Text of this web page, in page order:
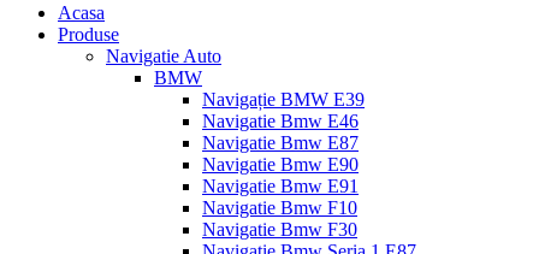
Acasa
Produse
Navigatie Auto
BMW
Navigație BMW E39
Navigatie Bmw E46
Navigatie Bmw E87
Navigatie Bmw E90
Navigatie Bmw E91
Navigatie Bmw F10
Navigatie Bmw F30